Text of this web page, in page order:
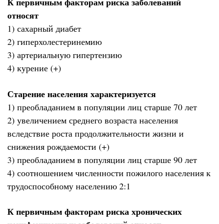
относят
1) сахарный диабет
2) гиперхолестеринемию
3) артериальную гипертензию
4) курение (+)
Старение населения характеризуется
1) преобладанием в популяции лиц старше 70 лет
2) увеличением среднего возраста населения
вследствие роста продолжительности жизни и
снижения рождаемости (+)
3) преобладанием в популяции лиц старше 90 лет
4) соотношением численности пожилого населения к
трудоспособному населению 2:1
К первичным факторам риска хронических